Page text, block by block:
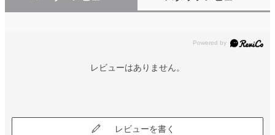
レビューはありません。
レビューを書く